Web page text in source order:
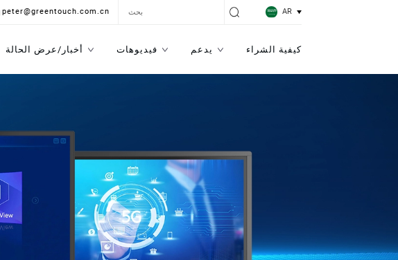
peter@greentouch.com.cn AR
أخبار/عرض الحالة فيديوهات يدعم كيفية الشراء